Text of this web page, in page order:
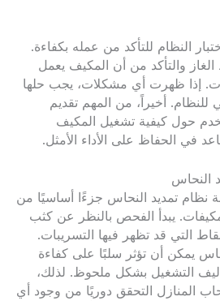
النظام للتأكد من عمله بكفاءة.
والتأكد من أن المكيف يعمل
إذا ظهرت أي مشكلات، يجب حلها
للنظام. أخيراً، من المهم تقديم
حول كيفية تشغيل المكيف
في الحفاظ على الأداء الأمثل.
النحاس
نظام تمديد النحاس جزءًا أساسيًا من
يبدأ الفحص بالنظر عن كثب
التي قد تظهر فيها التسريبات.
يمكن أن تؤثر سلبًا على كفاءة
التشغيل بشكل ملحوظ. لذلك،
المنازل التحقق دوريًا من وجود أي